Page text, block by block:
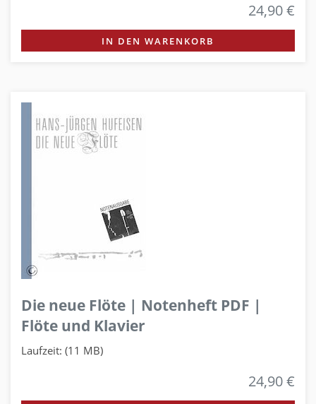
24,90 €
IN DEN WARENKORB
Die neue Flöte | Notenheft PDF |
Flöte und Klavier
Laufzeit: (11 MB)
24,90 €